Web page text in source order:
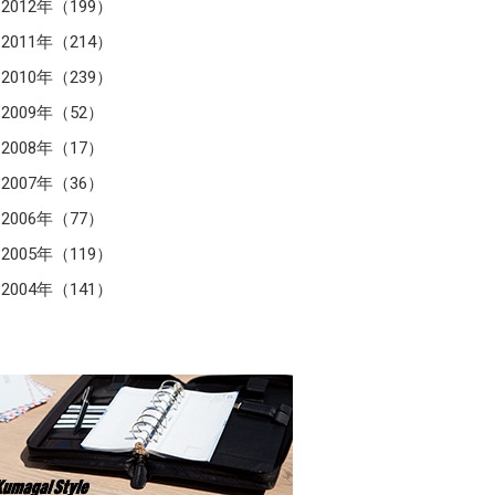
2012年（199）
2011年（214）
2010年（239）
2009年（52）
2008年（17）
2007年（36）
2006年（77）
2005年（119）
2004年（141）